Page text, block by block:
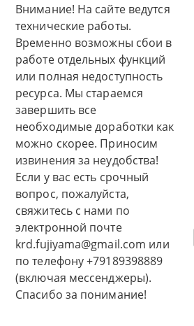
Внимание! На сайте ведутся
технические работы.
Временно возможны сбои в
работе отдельных функций
или полная недоступность
ресурса. Мы стараемся
завершить все
необходимые доработки как
можно скорее. Приносим
извинения за неудобства!
Если у вас есть срочный
вопрос, пожалуйста,
свяжитесь с нами по
электронной почте
krd.fujiyama@gmail.com или
по телефону +79189398889
(включая мессенджеры).
Спасибо за понимание!